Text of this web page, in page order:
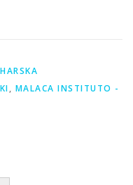
, MALACA INSTITUTO -